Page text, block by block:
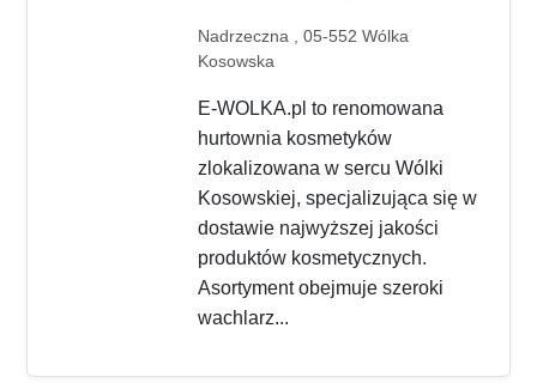
Nadrzeczna , 05-552 Wólka
Kosowska
E-WOLKA.pl to renomowana
hurtownia kosmetyków
zlokalizowana w sercu Wólki
Kosowskiej, specjalizująca się w
dostawie najwyższej jakości
produktów kosmetycznych.
Asortyment obejmuje szeroki
wachlarz...